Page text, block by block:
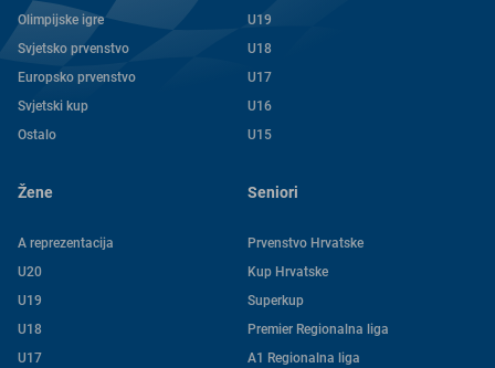
Olimpijske igre
Svjetsko prvenstvo
Europsko prvenstvo
Svjetski kup
Ostalo
U19
U18
U17
U16
U15
Žene
A reprezentacija
U20
U19
U18
U17
Seniori
Prvenstvo Hrvatske
Kup Hrvatske
Superkup
Premier Regionalna liga
A1 Regionalna liga